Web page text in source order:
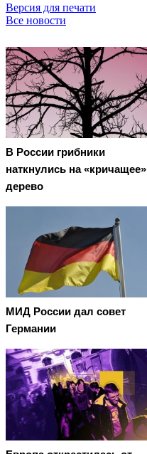
Версия для печати
Все новости
В России грибники
наткнулись на «кричащее»
дерево
МИД России дал совет
Германии